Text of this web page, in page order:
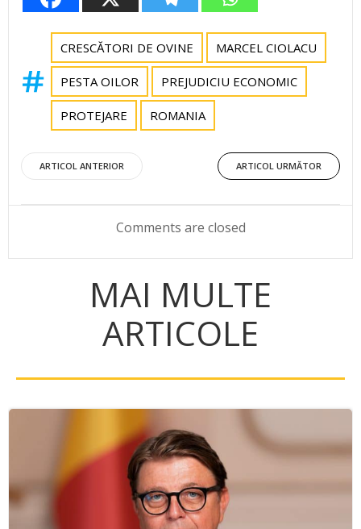
CRESCĂTORI DE OVINE MARCEL CIOLACU
PESTA OILOR PREJUDICIU ECONOMIC
PROTEJARE ROMANIA
Post
navigation
ARTICOL ANTERIOR
Post
navigation
ARTICOL URMĂTOR
Comments are closed
MAI MULTE
ARTICOLE